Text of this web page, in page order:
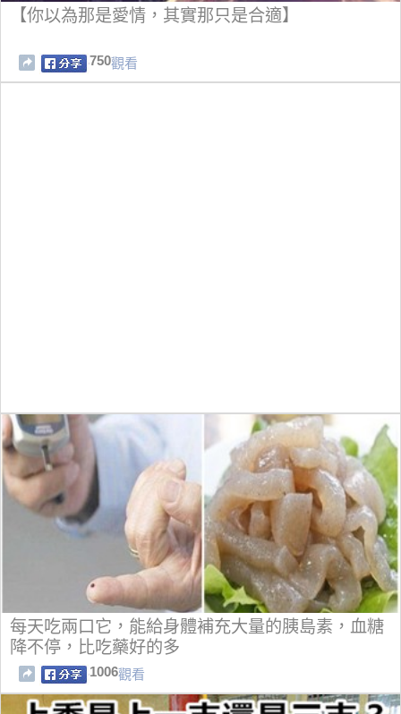
【你以為那是愛情，其實那只是合適】
750觀看
每天吃兩口它，能給身體補充大量的胰島素，血糖
降不停，比吃藥好的多
1006觀看